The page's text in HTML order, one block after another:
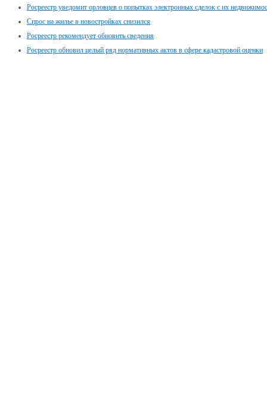
Росреестр уведомит орловцев о попытках электронных сделок с их
Спрос на жилье в новостройках снизился
Росреестр рекомендует обновить сведения
Росреестр обновил целый ряд нормативных актов в сфере кадастровой оценки